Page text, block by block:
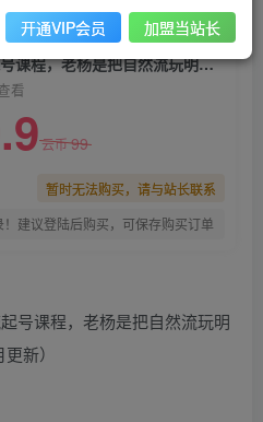
久久疯牛2023年纯自然流起号课程，老杨是把自然流玩明白的人，可以闭眼上车（3月更新）
看
云币99
暂时无法购买，请与站长联系
！建议登陆后购买，可保存购买订单
开通VIP会员 加盟当站长